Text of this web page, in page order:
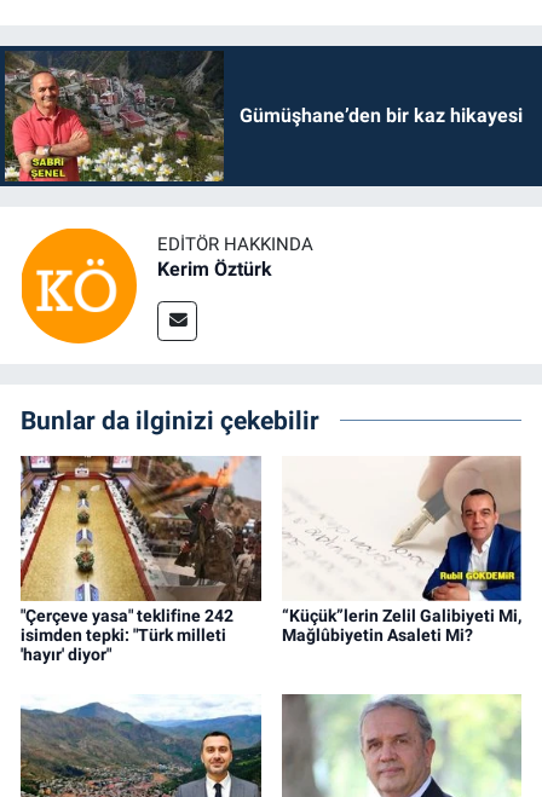
Gümüşhane’den bir kaz hikayesi
EDITÖR HAKKINDA
Kerim Öztürk
Bunlar da ilginizi çekebilir
"Çerçeve yasa" teklifine 242
isimden tepki: "Türk milleti
'hayır' diyor"
“Küçük”lerin Zelil Galibiyeti Mi,
Mağlûbiyetin Asaleti Mi?